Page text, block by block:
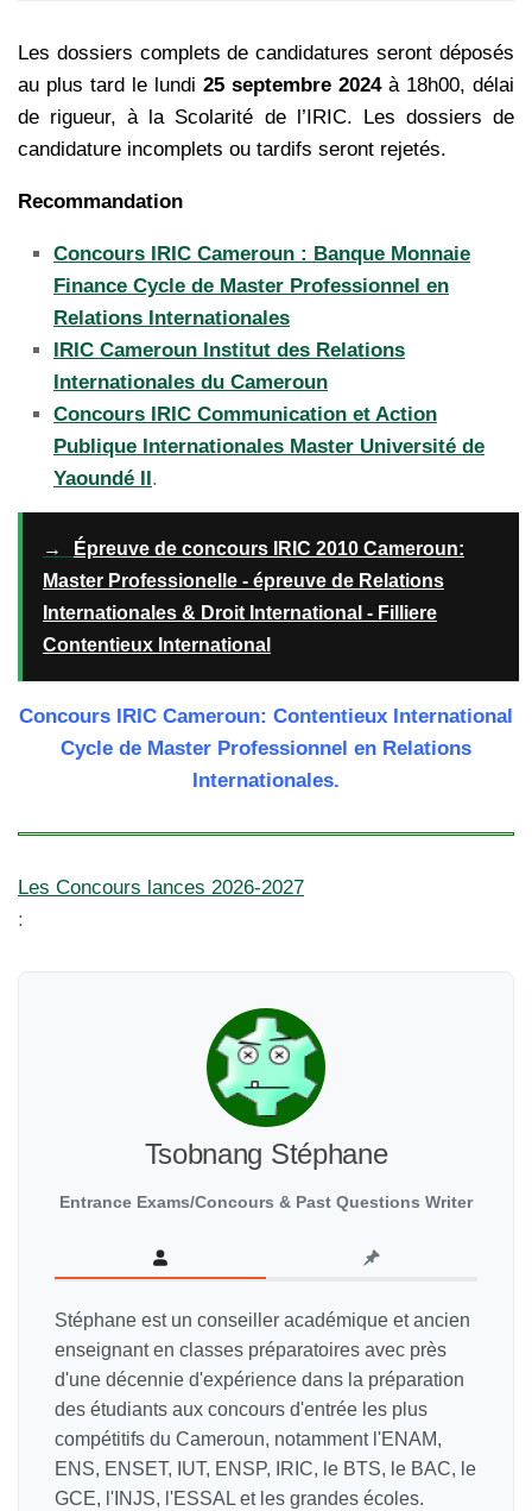
Les dossiers complets de candidatures seront déposés
au plus tard le lundi 25 septembre 2024à 18h00, délai
de rigueur, à la Scolarité de l’IRIC. Les dossiers de
candidature incomplets ou tardifs seront rejetés.
Recommandation
Concours IRIC Cameroun : Banque Monnaie
Finance Cycle de Master Professionnel en
Relations Internationales
IRIC Cameroun Institut des Relations
Internationales du Cameroun
Concours IRIC Communication et Action
Publique Internationales Master Université de
Yaoundé II.
→
Épreuve de concours IRIC 2010 Cameroun:
Master Professionelle - épreuve de Relations
Internationales & Droit International - Filliere
Contentieux International
Concours IRIC Cameroun: Contentieux International
Cycle de Master Professionnel en Relations
Internationales.
Les Concours lances 2026-2027
:
Tsobnang Stéphane
Entrance Exams/Concours & Past Questions Writer
Stéphane est un conseiller académique et ancien
enseignant en classes préparatoires avec près
d'une décennie d'expérience dans la préparation
des étudiants aux concours d'entrée les plus
compétitifs du Cameroun, notamment l'ENAM,
ENS, ENSET, IUT, ENSP, IRIC, le BTS, le BAC, le
GCE, l'INJS, l'ESSAL et les grandes écoles.